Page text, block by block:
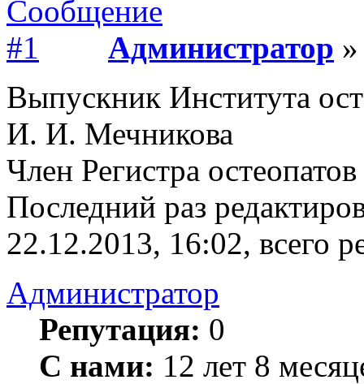
Администратор
Выпускник Института
И. И. Мечникова
Член Регистра
Последний раз
22.12.2013, 16:02, всего
Администратор
Репутация: 0
С нами: 12 лет 8